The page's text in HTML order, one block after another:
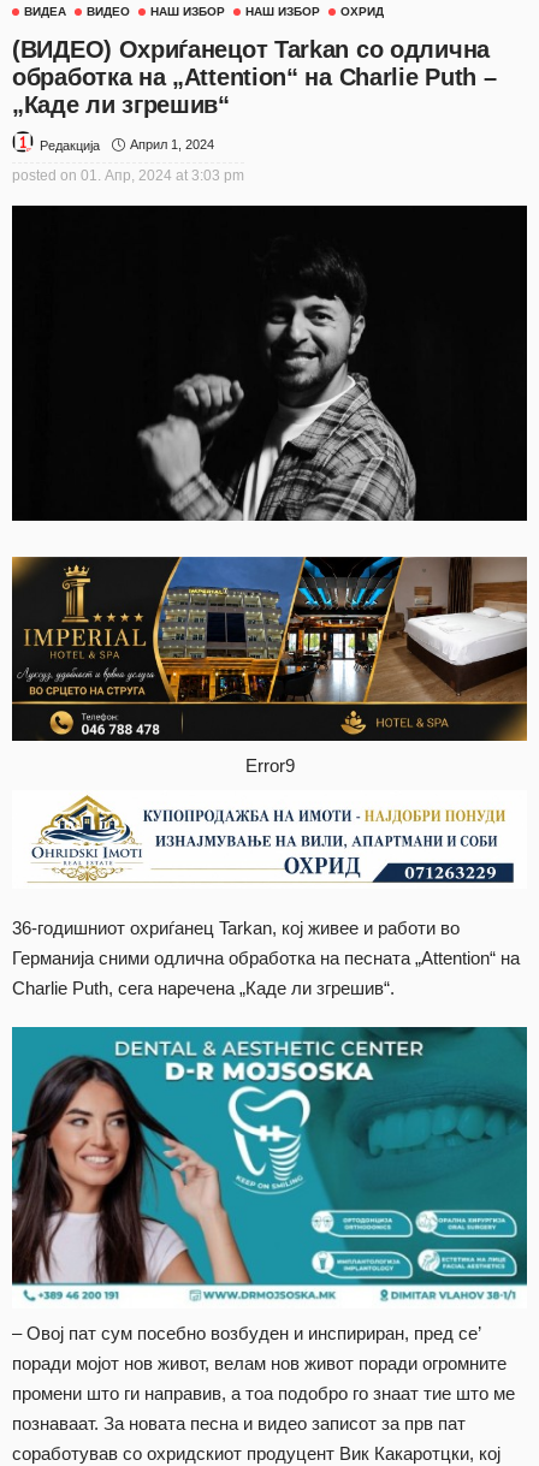
ВИДЕА ВИДЕО НАШ ИЗБОР НАШ ИЗБОР ОХРИД
(ВИДЕО) Охриѓанецот Tarkan со одлична
обработка на „Attention“ на Charlie Puth –
„Каде ли згрешив“
Редакција Април 1, 2024
posted on 01. Апр, 2024 at 3:03 pm
Error9
36-годишниот охриѓанец Tarkan, кој живее и работи во
Германија сними одлична обработка на песната „Attention“ на
Charlie Puth, сега наречена „Каде ли згрешив“.
– Овој пат сум посебно возбуден и инспириран, пред се’
поради мојот нов живот, велам нов живот поради огромните
промени што ги направив, а тоа подобро го знаат тие што ме
познаваат. За новата песна и видео записот за прв пат
соработував со охридскиот продуцент Вик Какаротцки, кој